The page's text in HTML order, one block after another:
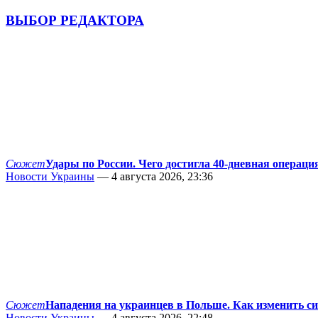
ВЫБОР РЕДАКТОРА
СюжетУдары по России. Чего достигла 40-дневная
Новости Украины — 4 августа 2026, 23:36
СюжетНападения на украинцев в Польше. Как изменить